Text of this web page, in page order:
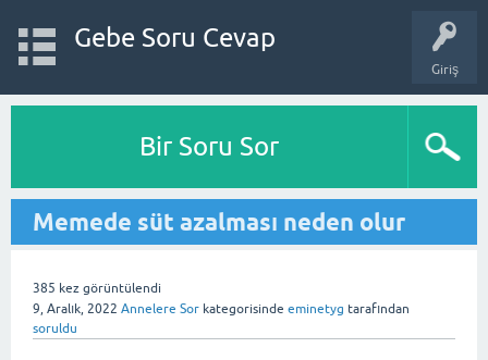
Giriş
Gebe Soru Cevap
Bir Soru Sor
Memede süt azalması neden olur
385 kez görüntülendi
9, Aralık, 2022 Annelere Sor kategorisinde eminetyg tarafından
soruldu